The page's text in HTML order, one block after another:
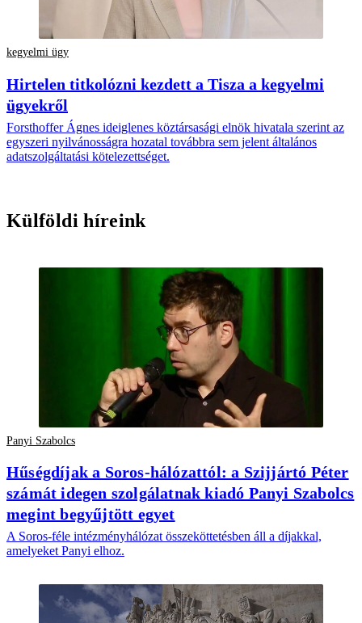
kegyelmi ügy
Hirtelen titkolózni kezdett a Tisza a kegyelmi
ügyekről
Forsthoffer Ágnes ideiglenes köztársasági elnök hivatala szerint az
egyszeri nyilvánosságra hozatal továbbra sem jelent általános
adatszolgáltatási kötelezettséget.
Külföldi híreink
Panyi Szabolcs
Hűségdíjak a Soros-hálózattól: a Szijjártó Péter
számát idegen szolgálatnak kiadó Panyi Szabolcs
megint begyűjtött egyet
A Soros-féle intézményhálózat összeköttetésben áll a díjakkal,
amelyeket Panyi elhoz.